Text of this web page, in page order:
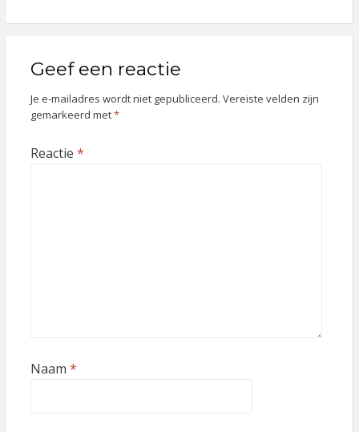
Geef een reactie
Je e-mailadres wordt niet gepubliceerd. Vereiste velden zijn
gemarkeerd met*
Reactie *
Naam *